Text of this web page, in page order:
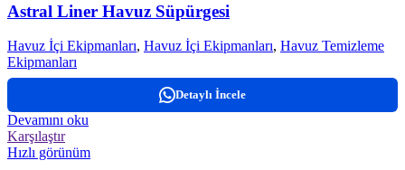
Astral Liner Havuz Süpürgesi
Havuz İçi Ekipmanları, Havuz İçi Ekipmanları, Havuz Temizleme
Ekipmanları
Detaylı İncele
Devamını oku
Karşılaştır
Hızlı görünüm